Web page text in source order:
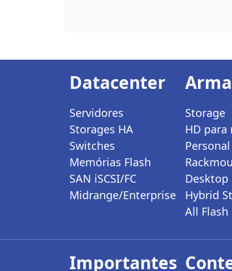
Datacenter
Servidores
Storages HA
Switches
Memórias Flash
SAN iSCSI/FC
Midrange/Enterprise
Storage
HD para
Desktop
Hybrid
All Flash
Importantes